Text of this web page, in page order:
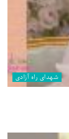
شهدای راه آزادی